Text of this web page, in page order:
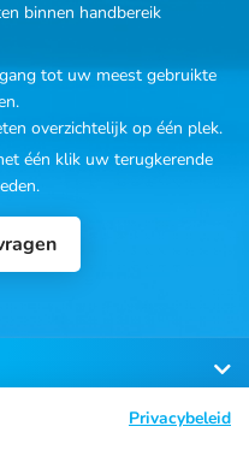
binnen handbereik
tot uw meest gebruikte
overzichtelijk op één plek.
één klik uw terugkerende
Privacybeleid